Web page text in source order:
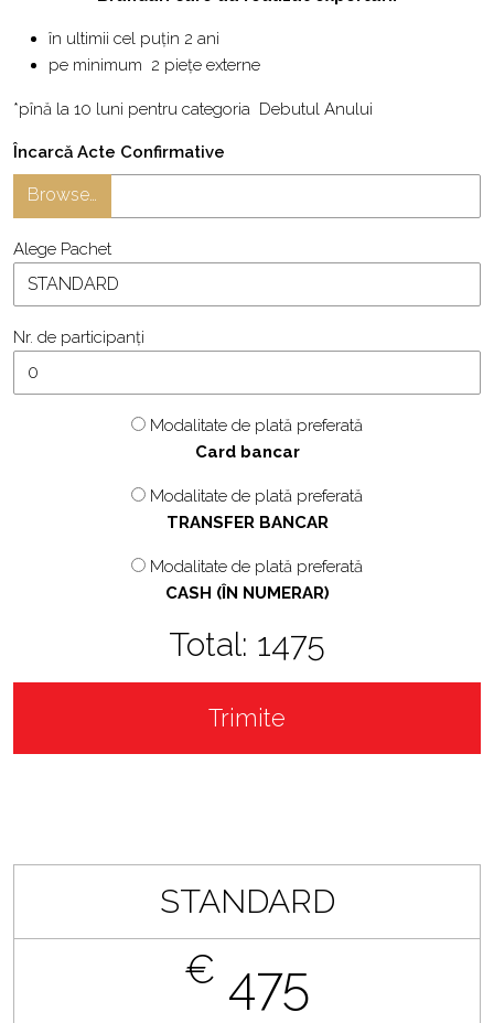
în ultimii cel puțin 2 ani
pe minimum 2 piețe externe
*pînă la 10 luni pentru categoria Debutul Anului
Încarcă Acte Confirmative
Browse…
Alege Pachet
Nr. de participanți
Modalitate de plată preferată
Card bancar
Modalitate de plată preferată
TRANSFER BANCAR
Modalitate de plată preferată
CASH (ÎN NUMERAR)
Total: 1475
Trimite
STANDARD
€ 475